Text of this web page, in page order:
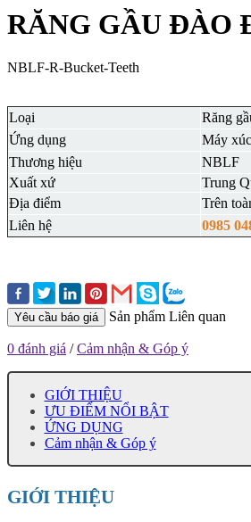
RĂNG GẦU ĐÀO
NBLF-R-Bucket-Teeth
Loại
Răng
Ứng dụng
Máy
Thương hiệu
NBLF
Xuất xứ
Trung
Địa điểm
Trên
Liên hệ
0985
Yêu cầu báo giá Sản phẩm Liên quan
0 đánh giá /Cảm nhận & Góp ý
GIỚI THIỆU
ƯU ĐIỂM NỔI BẬT
ỨNG DỤNG
Cảm nhận & Góp ý
GIỚI THIỆU